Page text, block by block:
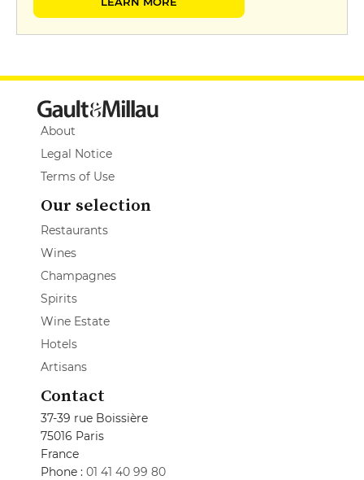
About
Legal Notice
Terms of Use
Our selection
Restaurants
Wines
Champagnes
Spirits
Wine Estate
Hotels
Artisans
Contact
37-39 rue Boissière
75016 Paris
France
Phone : 01 41 40 99 80